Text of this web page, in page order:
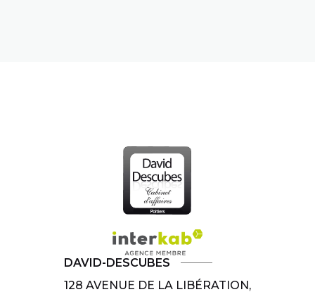
DAVID-DESCUBES
128 AVENUE DE LA LIBÉRATION,